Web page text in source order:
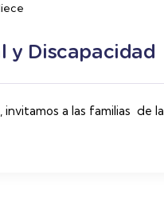
y Discapacidad
invitamos a las familias de la